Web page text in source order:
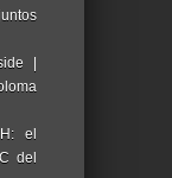
|
el
del